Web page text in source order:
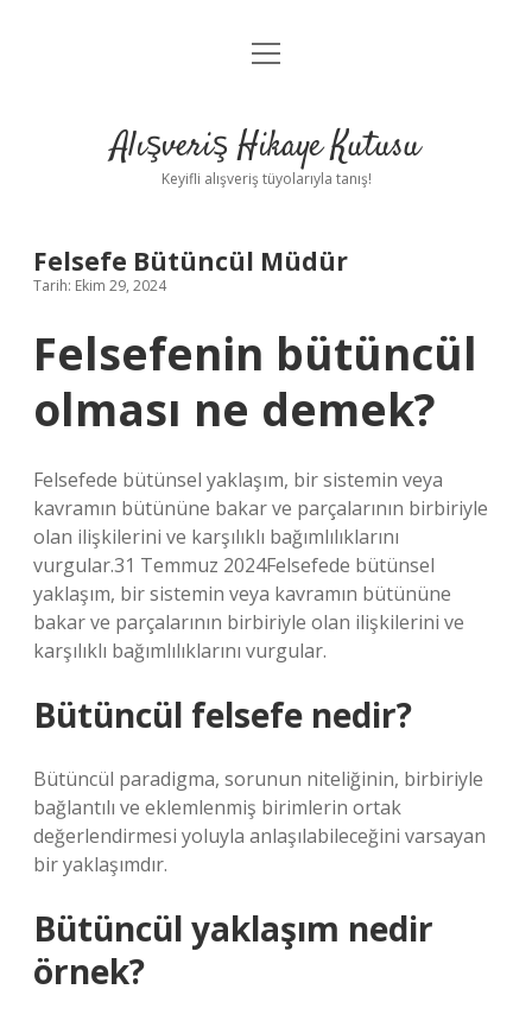
Anasayfa
Yasal Uyarı
menüyü
Alışveriş Hikaye Kutusu
Keyifli alışveriş tüyolarıyla tanış!
Felsefe Bütüncül Müdür
Tarih: Ekim 29, 2024
Felsefenin bütüncül
olması ne demek?
Felsefede bütünsel yaklaşım, bir sistemin veya
kavramın bütününe bakar ve parçalarının birbiriyle
olan ilişkilerini ve karşılıklı bağımlılıklarını
vurgular.31 Temmuz 2024Felsefede bütünsel
yaklaşım, bir sistemin veya kavramın bütününe
bakar ve parçalarının birbiriyle olan ilişkilerini ve
karşılıklı bağımlılıklarını vurgular.
Bütüncül felsefe nedir?
Bütüncül paradigma, sorunun niteliğinin, birbiriyle
bağlantılı ve eklemlenmiş birimlerin ortak
değerlendirmesi yoluyla anlaşılabileceğini varsayan
bir yaklaşımdır.
Bütüncül yaklaşım nedir
örnek?